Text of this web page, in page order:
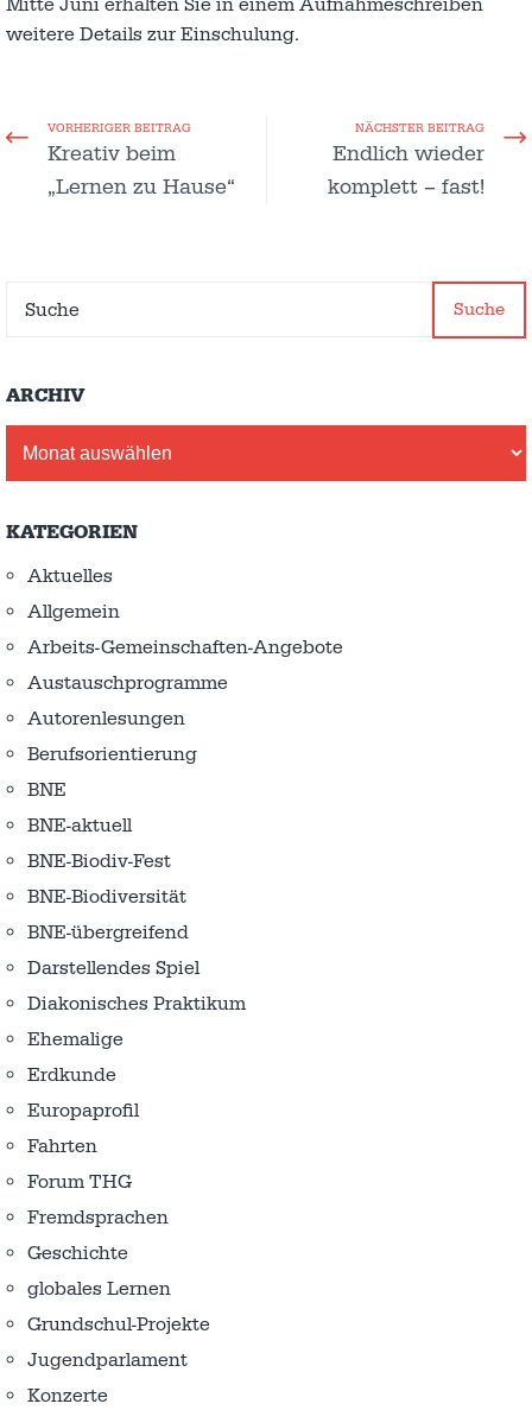
Mitte Juni erhalten Sie in einem Aufnahmeschreiben
weitere Details zur Einschulung.
VORHERIGER BEITRAG
Kreativ beim
„Lernen zu Hause“
NÄCHSTER BEITRAG
Endlich wieder
komplett – fast!
Suche
ARCHIV
KATEGORIEN
Aktuelles
Allgemein
Arbeits-Gemeinschaften-Angebote
Austausch­programme
Autorenlesungen
Berufsorientierung
BNE
BNE-aktuell
BNE-Biodiv-Fest
BNE-Biodiversität
BNE-übergreifend
Darstellendes Spiel
Diakonisches Praktikum
Ehemalige
Erdkunde
Europaprofil
Fahrten
Forum THG
Fremdsprachen
Geschichte
globales Lernen
Grundschul-Projekte
Jugendparlament
Konzerte